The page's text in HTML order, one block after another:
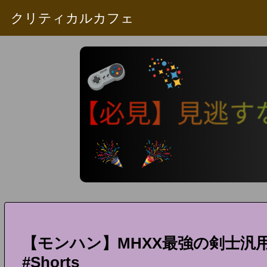
クリティカルカフェ
【モンハン】MHXX最強の剣士
#Shorts